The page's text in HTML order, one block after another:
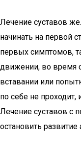
Лечение суставов
начинать на первой
первых симптомов,
движении, во время
вставании или
по себе не проходит,
Лечение суставов с
остановить развитие